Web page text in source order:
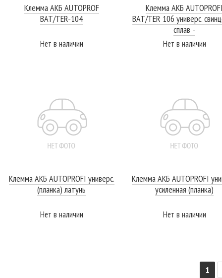
Клемма АКБ AUTOPROF
BAT/TER-104
Нет в наличии
Клемма АКБ
BAT/TER 106 универс.
сплав -
Нет в наличии
Клемма АКБ AUTOPROFI универс.
(планка) латунь
Нет в наличии
Клемма АКБ AUTOPROFI
усиленная (планка)
Нет в наличии
1